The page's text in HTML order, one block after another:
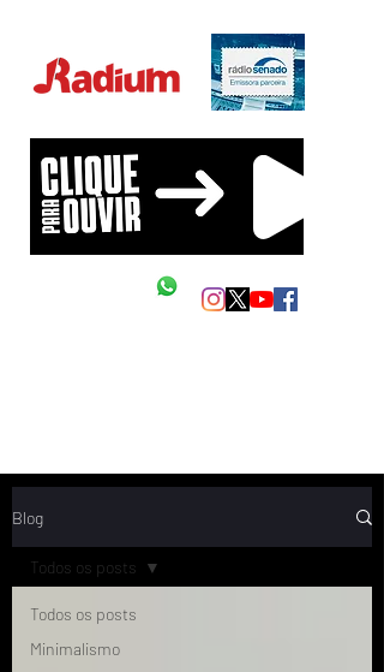
Blog
Todos os posts
Minimalismo
Todos os posts